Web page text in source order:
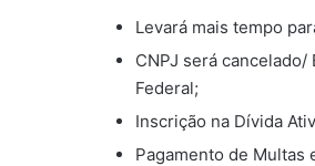
Levará mais tempo
CNPJ será
Federal;
Inscrição na Dívida
Pagamento de Multas